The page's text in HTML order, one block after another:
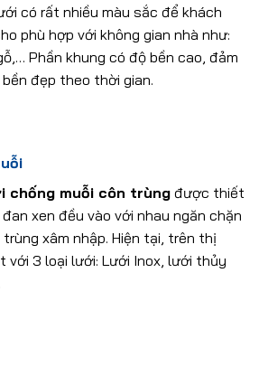
có rất nhiều màu sắc để khách
phù hợp với không gian nhà như:
Phần khung có độ bền cao, đảm
đẹp theo thời gian.
chống muỗi côn trùng được thiết
xen đều vào với nhau ngăn chặn
xâm nhập. Hiện tại, trên thị
với 3 loại lưới: Lưới Inox, lưới thủy